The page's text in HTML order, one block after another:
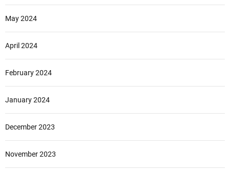
May 2024
April 2024
February 2024
January 2024
December 2023
November 2023